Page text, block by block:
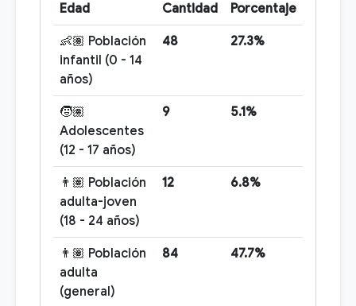
Edad
Cantidad Porcentaje
👶🏽 Población
infantil (0 - 14
años)
48 27.3%
🧒🏽
Adolescentes
(12 - 17 años)
9 5.1%
👨🏽 Población
adulta-joven
(18 - 24 años)
12 6.8%
👨🏽 Población
adulta
(general)
84 47.7%